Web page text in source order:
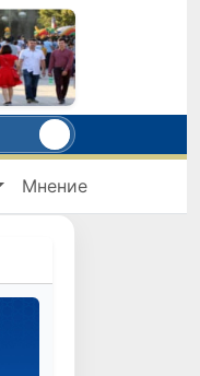
Мнение